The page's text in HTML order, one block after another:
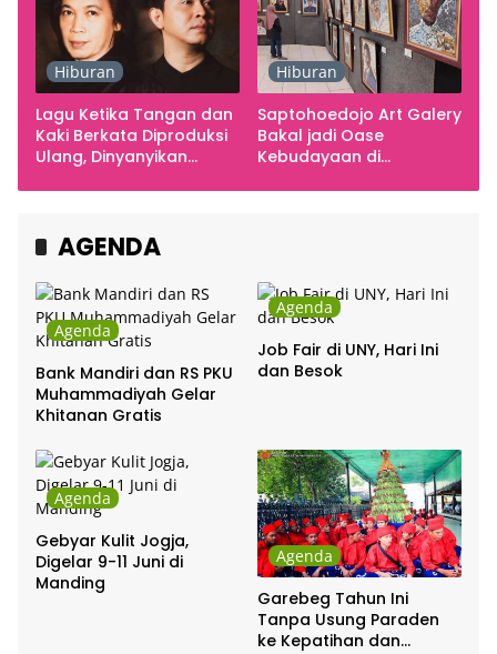
Hiburan
Lagu Ketika Tangan dan
Kaki Berkata Diproduksi
Ulang, Dinyanyikan
Chrisye
Hiburan
Saptohoedojo Art Galery
Bakal jadi Oase
Kebudayaan di
AGENDA
Agenda
Bank Mandiri dan RS PKU
Muhammadiyah Gelar
Khitanan Gratis
Agenda
Job Fair di UNY, Hari Ini
dan Besok
Agenda
Gebyar Kulit Jogja,
Digelar 9-11 Juni di
Manding
Agenda
Garebeg Tahun Ini
Tanpa Usung Paraden
ke Kepatihan dan